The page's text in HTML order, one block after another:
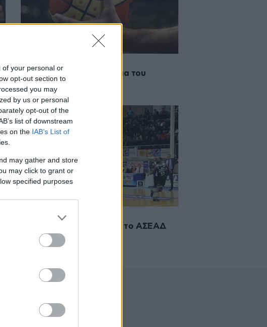
of your personal or
opt-out section to
you may
by us or personal
opt-out of the
list of downstream
on the IAB’s List of
may gather and store
may click to grant or
specified purposes
Αλλαγές στο πρωτάθλημα του
04·05·2015 14:18
Δικαίωση Κολοσσού από το ΑΣΕΑΔ